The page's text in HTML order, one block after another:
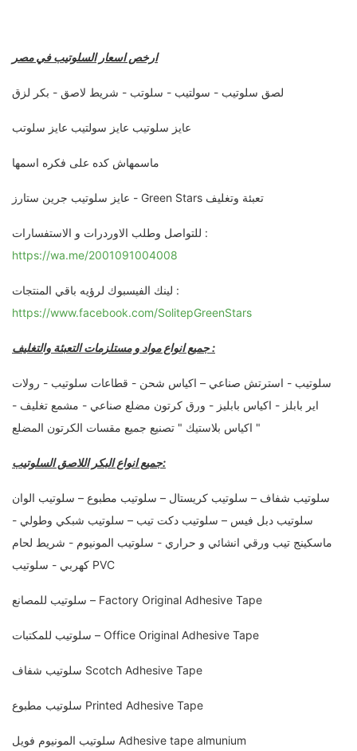
ارخص اسعار السلوتيب في مصر
لصق سلوتيب - سولتيب - سلوتب - شريط لاصق - بكر لزق
عايز سلوتيب عايز سولتيب عايز سلوتب
ماسمهاش كده على فكره اسمها
عايز سلوتيب جرين ستارز - Green Stars تعبئة وتغليف
للتواصل وطلب الاوردرات و الاستفسارات :
https://wa.me/2001091004008
لينك الفيسبوك لرؤيه باقي المنتجات :
https://www.facebook.com/SolitepGreenStars
جميع انواع مواد و مستلزمات التعبئة والتغليف :
سلوتيب - استرتش صناعي – اكياس شحن - قطاعات سلوتيب - رولات
اير بابلز - اكياس بابليز - ورق كرتون مضلع صناعي - مشمع تغليف -
اكياس بلاستيك " تصنيع جميع مقسات الكرتون المضلع "
جميع انواع البكر اللاصق السلوتيب:
سلوتيب شفاف – سلوتيب كريستال – سلوتيب مطبوع – سلوتيب الوان
سلوتيب دبل فيس – سلوتيب دكت تيب – سلوتيب شبكي وطولي -
ماسكينج تيب ورقي انشائي و حراري - سلوتيب المونيوم - شريط لحام
كهربي - سلوتيب PVC
سلوتيب للمصانع – Factory Original Adhesive Tape
سلوتيب للمكتبات – Office Original Adhesive Tape
سلوتيب شفاف Scotch Adhesive Tape
سلوتيب مطبوع Printed Adhesive Tape
سلوتيب المونيوم فويل Adhesive tape almunium